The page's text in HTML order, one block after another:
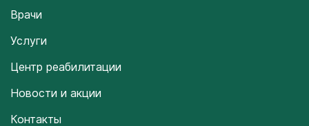
Врачи
Услуги
Центр реабилитации
Новости и акции
Контакты